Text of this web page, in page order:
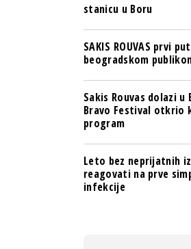
stanicu u Boru
SAKIS ROUVAS prvi
beogradskom
Sakis Rouvas dolazi u
Bravo Festival otkrio
program
Leto bez neprijatnih
reagovati na prve
infekcije